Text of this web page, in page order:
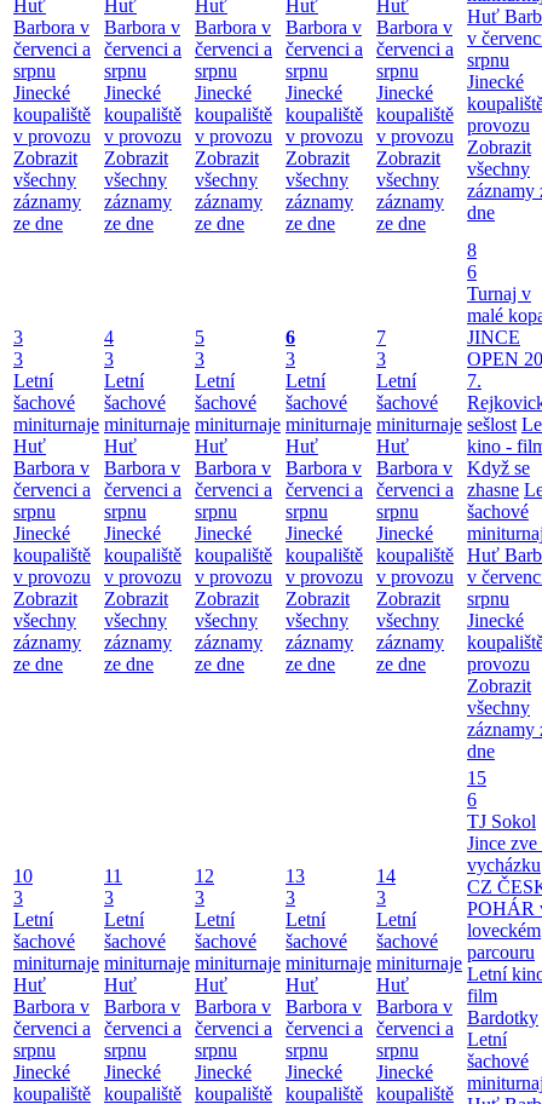
Huť
Barbora v
červenci a
srpnu
Jinecké
koupaliště
v provozu
Zobrazit
všechny
záznamy
ze dne
Huť
Barbora v
červenci a
srpnu
Jinecké
koupaliště
v provozu
Zobrazit
všechny
záznamy
ze dne
Huť
Barbora v
červenci a
srpnu
Jinecké
koupaliště
v provozu
Zobrazit
všechny
záznamy
ze dne
Huť
Barbora v
červenci a
srpnu
Jinecké
koupaliště
v provozu
Zobrazit
všechny
záznamy
ze dne
Huť
Barbora v
červenci a
srpnu
Jinecké
koupaliště
v provozu
Zobrazit
všechny
záznamy
ze dne
Huť
v
srpnu
Jinecké
provozu
Zobrazit
všechny
záznamy
dne
3
3
Letní
šachové
miniturnaje
Huť
Barbora v
červenci a
srpnu
Jinecké
koupaliště
v provozu
Zobrazit
všechny
záznamy
ze dne
4
3
Letní
šachové
miniturnaje
Huť
Barbora v
červenci a
srpnu
Jinecké
koupaliště
v provozu
Zobrazit
všechny
záznamy
ze dne
5
3
Letní
šachové
miniturnaje
Huť
Barbora v
červenci a
srpnu
Jinecké
koupaliště
v provozu
Zobrazit
všechny
záznamy
ze dne
6
3
Letní
šachové
miniturnaje
Huť
Barbora v
červenci a
srpnu
Jinecké
koupaliště
v provozu
Zobrazit
všechny
záznamy
ze dne
7
3
Letní
šachové
miniturnaje
Huť
Barbora v
červenci a
srpnu
Jinecké
koupaliště
v provozu
Zobrazit
všechny
záznamy
ze dne
8
6
Turnaj v
malé
JINCE
OPEN
7.
sešlost
kino -
Když se
zhasne
šachové
Huť
v
srpnu
Jinecké
provozu
Zobrazit
všechny
záznamy
dne
10
3
Letní
šachové
miniturnaje
Huť
Barbora v
červenci a
srpnu
Jinecké
koupaliště
11
3
Letní
šachové
miniturnaje
Huť
Barbora v
červenci a
srpnu
Jinecké
koupaliště
12
3
Letní
šachové
miniturnaje
Huť
Barbora v
červenci a
srpnu
Jinecké
koupaliště
13
3
Letní
šachové
miniturnaje
Huť
Barbora v
červenci a
srpnu
Jinecké
koupaliště
14
3
Letní
šachové
miniturnaje
Huť
Barbora v
červenci a
srpnu
Jinecké
koupaliště
15
6
TJ Sokol
Jince zve
vycházku
CZ
POHÁR
loveckém
parcouru
Letní
film
Bardotky
Letní
šachové